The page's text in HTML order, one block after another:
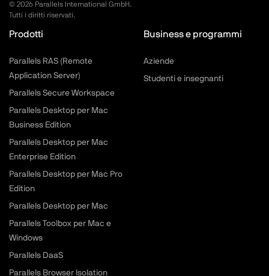
© 2026 Parallels International GmbH.
Tutti i diritti riservati.
Prodotti
Parallels RAS (Remote
Application Server)
Parallels Secure Workspace
Parallels Desktop per Mac
Business Edition
Parallels Desktop per Mac
Enterprise Edition
Parallels Desktop per Mac Pro
Edition
Parallels Desktop per Mac
Parallels Toolbox per Mac e
Windows
Parallels DaaS
Parallels Browser Isolation
Business e programmi
Aziende
Studenti e insegnanti